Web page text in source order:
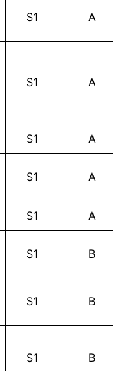
S1 A
S1 A
S1 A
S1 A
S1 A
S1 B
S1 B
S1 B